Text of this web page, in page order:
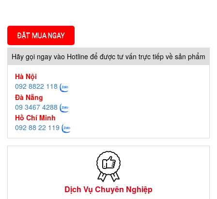
ĐẶT MUA NGAY
Hãy gọi ngay vào Hotline để được tư vấn trực tiếp về sản phẩm
Hà Nội
092 8822 118
Đà Nẵng
09 3467 4288
Hồ Chí Minh
092 88 22 119
Dịch Vụ Chuyên Nghiệp